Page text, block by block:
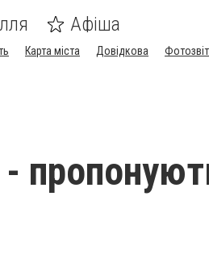
Афіша
Карта міста Довідкова
-